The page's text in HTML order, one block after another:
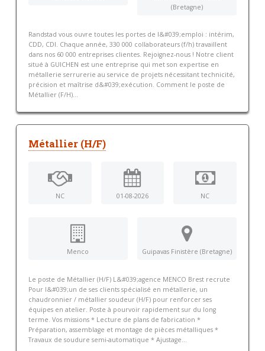
(Bretagne)
Randstad vous ouvre toutes les portes de l&#039;emploi : intérim,
CDD, CDI. Chaque année, 330 000 collaborateurs (f/h) travaillent
dans nos 60 000 entreprises clientes. Rejoignez-nous ! Notre client
situé à GUICHEN est une entreprise qui met son expertise en
métallerie serrurerie au service de projets nécessitant technicité,
précision et maîtrise d&#039;exécution. Comment le poste de
Métallier (F/H)...
Métallier (H/F)
NC 01-08-2026 NC
Menco Guipavas Finistère (Bretagne)
Le poste de Métallier (H/F) L&#039;agence MENCO Brest recrute
Pour l&#039;un de ses clients spécialisé en métallerie, un
chaudronnier / métallier soudeur (H/F) pour renforcer ses
équipes en atelier. Poste à pourvoir rapidement sur du long
terme. Vos missions * Lecture de plans de fabrication *
Préparation, assemblage et montage de pièces métalliques *
Travaux de soudure semi-automatique * Ajustage...